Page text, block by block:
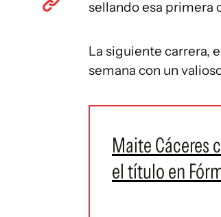
sellando esa primera
La siguiente carrera,
semana con un
Maite Cáceres
el título en